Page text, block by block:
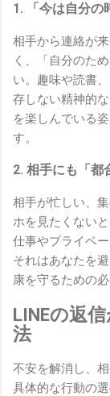
1. 「今は自分の
相手から連絡が
く、「自分のた
い。趣味や読書
存しない精神的
を楽しんでいる
す。
2. 相手にも「都
相手が忙しい、
ホを見たくない
仕事やプライベ
それはあなたを
康を守るための
LINEの返
法
不安を解消し、
具体的な行動の